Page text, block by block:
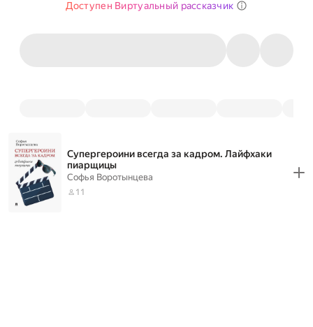
Доступен Виртуальный рассказчик
Супергероини всегда за кадром. Лайфхаки
пиарщицы
Софья Воротынцева
11